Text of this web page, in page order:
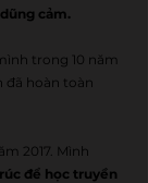
cảm.
trong 10 năm
đã hoàn toàn
2017. Mình
để học truyền